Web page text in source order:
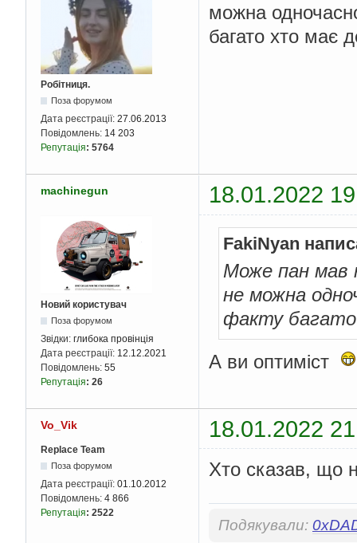
Робітниця.
Поза форумом
Дата реєстрації: 27.06.2013
Повідомлень: 14 203
Репутація: 5764
можна
багато хто має
machinegun 18.01.2022
Новий користувач
Поза форумом
Звідки: глибока провінція
Дата реєстрації: 12.12.2021
Повідомлень: 55
Репутація: 26
FakiNyan
Може пан мав
не можна
факту багато
А ви оптиміст
Vo_Vik 18.01.2022
Replace Team
Поза форумом
Дата реєстрації: 01.10.2012
Повідомлень: 4 866
Репутація: 2522
Хто сказав, що
Подякували: